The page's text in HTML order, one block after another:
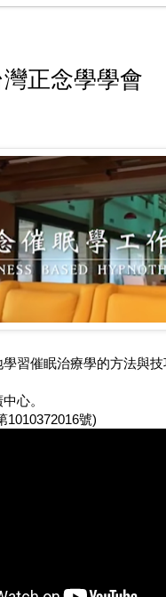
正念學學會
習催眠治療學的方法與
心。
1010372016號)